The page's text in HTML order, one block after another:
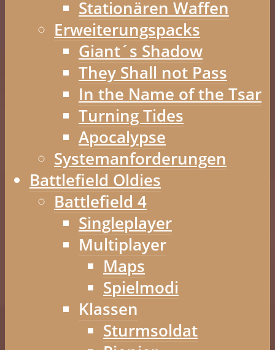
Stationären Waffen
Erweiterungspacks
Giant´s Shadow
They Shall not Pass
In the Name of the Tsar
Turning Tides
Apocalypse
Systemanforderungen
Battlefield Oldies
Battlefield 4
Singleplayer
Multiplayer
Maps
Spielmodi
Klassen
Sturmsoldat